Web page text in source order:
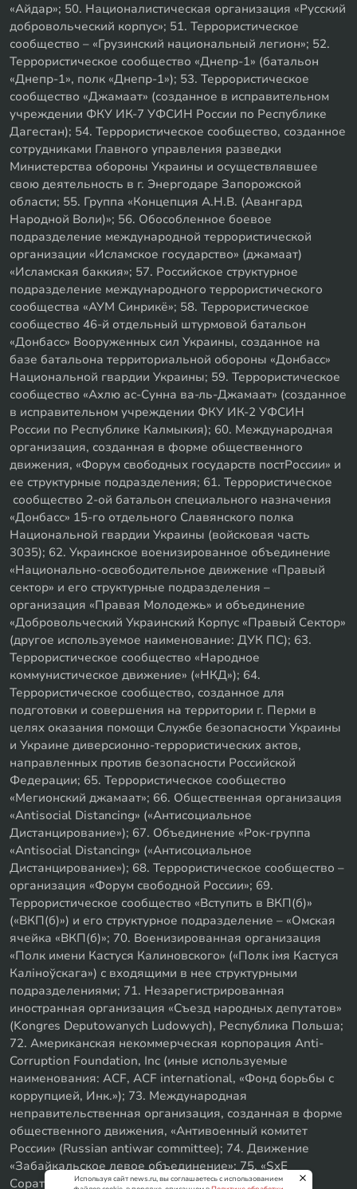
«Айдар»; 50. Националистическая организация «Русский
добровольческий корпус»; 51. Террористическое
сообщество – «Грузинский национальный легион»; 52.
Террористическое сообщество «Днепр-1» (батальон
«Днепр-1», полк «Днепр-1»); 53. Террористическое
сообщество «Джамаат» (созданное в исправительном
учреждении ФКУ ИК-7 УФСИН России по Республике
Дагестан); 54. Террористическое сообщество, созданное
сотрудниками Главного управления разведки
Министерства обороны Украины и осуществлявшее
свою деятельность в г. Энергодаре Запорожской
области; 55. Группа «Концепция А.Н.В. (Авангард
Народной Воли)»; 56. Обособленное боевое
подразделение международной террористической
организации «Исламское государство» (джамаат)
«Исламская баккия»; 57. Российское структурное
подразделение международного террористического
сообщества «АУМ Синрикё»; 58. Террористическое
сообщество 46-й отдельный штурмовой батальон
«Донбасс» Вооруженных сил Украины, созданное на
базе батальона территориальной обороны «Донбасс»
Национальной гвардии Украины; 59. Террористическое
сообщество «Ахлю ас-Сунна ва-ль-Джамаат» (созданное
в исправительном учреждении ФКУ ИК-2 УФСИН
России по Республике Калмыкия); 60. Международная
организация, созданная в форме общественного
движения, «Форум свободных государств постРоссии» и
ее структурные подразделения; 61. Террористическое
сообщество 2-ой батальон специального назначения
«Донбасс» 15-го отдельного Славянского полка
Национальной гвардии Украины (войсковая часть
3035); 62. Украинское военизированное объединение
«Национально-освободительное движение «Правый
сектор» и его структурные подразделения –
организация «Правая Молодежь» и объединение
«Добровольческий Украинский Корпус «Правый Сектор»
(другое используемое наименование: ДУК ПС); 63.
Террористическое сообщество «Народное
коммунистическое движение» («НКД»); 64.
Террористическое сообщество, созданное для
подготовки и совершения на территории г. Перми в
целях оказания помощи Службе безопасности Украины
и Украине диверсионно-террористических актов,
направленных против безопасности Российской
Федерации; 65. Террористическое сообщество
«Мегионский джамаат»; 66. Общественная организация
«Antisocial Distancing» («Антисоциальное
Дистанцирование»); 67. Объединение «Рок-группа
«Antisocial Distancing» («Антисоциальное
Дистанцирование»); 68. Террористическое сообщество –
организация «Форум свободной России»; 69.
Террористическое сообщество «Вступить в ВКП(б)»
(«ВКП(б)») и его структурное подразделение – «Омская
ячейка «ВКП(б)»; 70. Военизированная организация
«Полк имени Кастуся Калиновского» («Полк iмя Кастуся
Калiноўскага») с входящими в нее структурными
подразделениями; 71. Незарегистрированная
иностранная организация «Съезд народных депутатов»
(Kongres Deputowanych Ludowych), Республика Польша;
72. Американская некоммерческая корпорация Anti-
Corruption Foundation, Inc (иные используемые
наименования: ACF, ACF international, «Фонд борьбы с
коррупцией, Инк.»); 73. Международная
неправительственная организация, созданная в форме
общественного движения, «Антивоенный комитет
России» (Russian antiwar committee); 74. Движение
«Забайкальское левое объединение»; 75. «SxE
Соратники с Уфы»Используя сайт news.ru, вы соглашаетесь с использованием